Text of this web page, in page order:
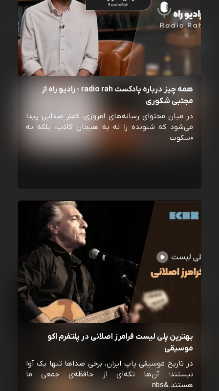
همه چیز درباره پادکست radio rah - رادیو راه از
مجتبی شکوری
در میان محتوای رسانه‌های امروزی، کمتر صدایی پیدا
می‌شود که شنونده را نه به هیجان کاذب، بلکه به
«سکوت
بهترین پلی لیست فرامرز اصلانی در پلتفرم اکو
موسیقی
در تاریخ موسیقی پاپ ایران، برخی صداها تنها یک آوا
نیستند؛ آن‌ها تکه‌ای از حافظه‌ی جمعی ما
هستند.&nbs